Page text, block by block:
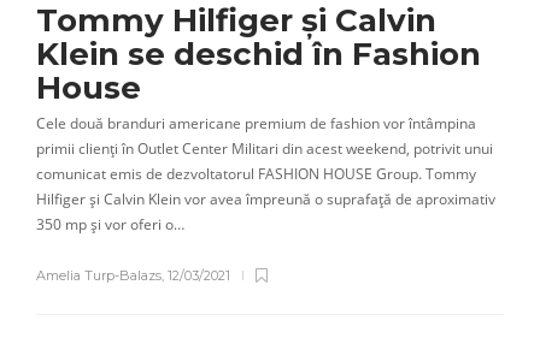
Tommy Hilfiger și Calvin
Klein se deschid în Fashion
House
Cele două branduri americane premium de fashion vor întâmpina
primii clienți în Outlet Center Militari din acest weekend, potrivit unui
comunicat emis de dezvoltatorul FASHION HOUSE Group. Tommy
Hilfiger și Calvin Klein vor avea împreună o suprafață de aproximativ
350 mp și vor oferi o…
Amelia Turp-Balazs, 12/03/2021